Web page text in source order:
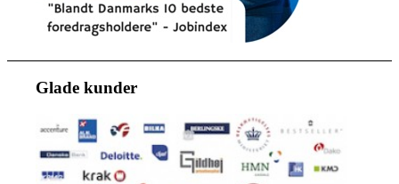
Glade kunder